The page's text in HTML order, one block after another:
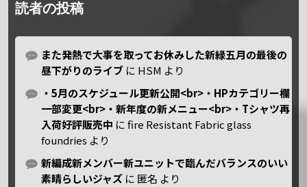
読者の投稿
また発熱で大事を取ってお休みした新緑五月の最後の
昼下がりのライブ に HSM より
・5月のスケジュール更新公開<br>・HPカテゴリー欄
一部変更<br>・新年度の新メニュー<br>・Tシャツ再
入荷好評販売中 にfire Resistant Fabric glass
foundries より
新編成新メンバー新ユニットで臨んだバランスのいい
素晴らしいジャズ に 匿名 より